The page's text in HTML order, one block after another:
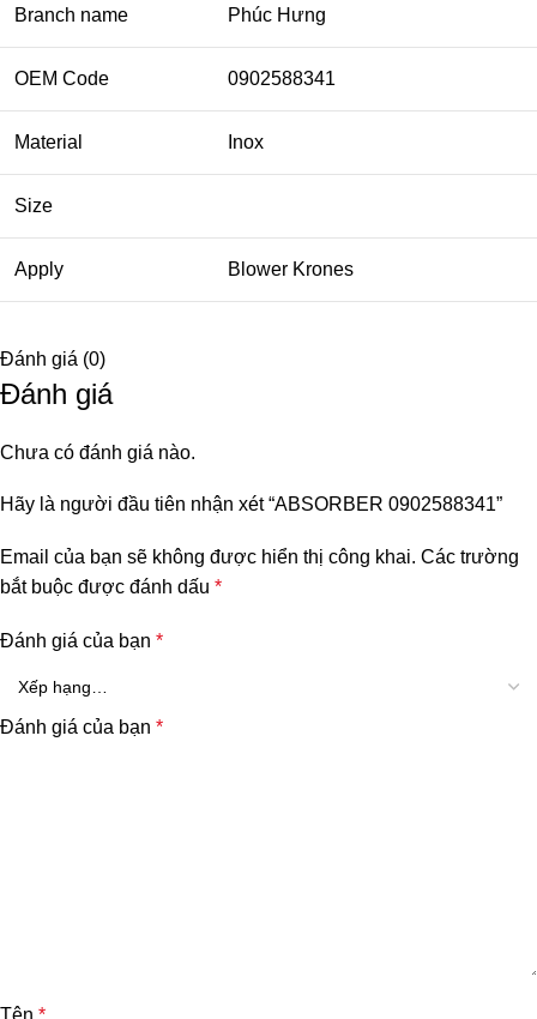
Branch name Phúc Hưng
OEM Code 0902588341
Material Inox
Size
Apply Blower Krones
Đánh giá (0)
Đánh giá
Chưa có đánh giá nào.
Hãy là người đầu tiên nhận xét “ABSORBER 0902588341”
Email của bạn sẽ không được hiển thị công khai. Các trường
bắt buộc được đánh dấu *
Đánh giá của bạn *
Đánh giá của bạn *